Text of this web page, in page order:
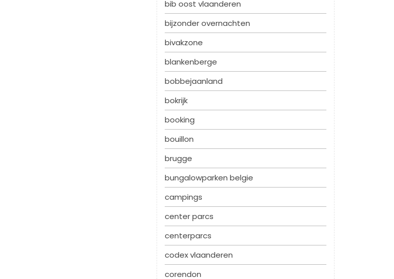
bib oost vlaanderen
bijzonder overnachten
bivakzone
blankenberge
bobbejaanland
bokrijk
booking
bouillon
brugge
bungalowparken belgie
campings
center parcs
centerparcs
codex vlaanderen
corendon